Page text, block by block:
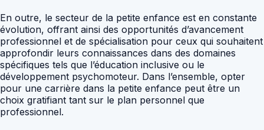
En outre, le secteur de la petite enfance est en constante
évolution, offrant ainsi des opportunités d’avancement
professionnel et de spécialisation pour ceux qui souhaitent
approfondir leurs connaissances dans des domaines
spécifiques tels que l’éducation inclusive ou le
développement psychomoteur. Dans l’ensemble, opter
pour une carrière dans la petite enfance peut être un
choix gratifiant tant sur le plan personnel que
professionnel.